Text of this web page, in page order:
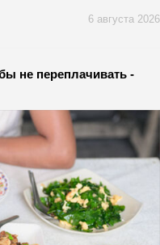
6 августа 2026
не переплачивать -